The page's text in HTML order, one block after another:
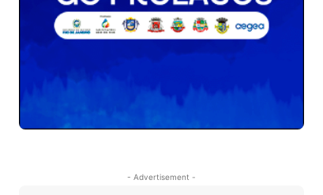
- Advertisement -